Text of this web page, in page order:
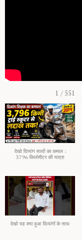
1 / 551
देखो दिव्यांग साथी का कमाल :
3796 किलोमीटर की यात्रा
देखो यह क्या हुआ दिव्यांगों के साथ